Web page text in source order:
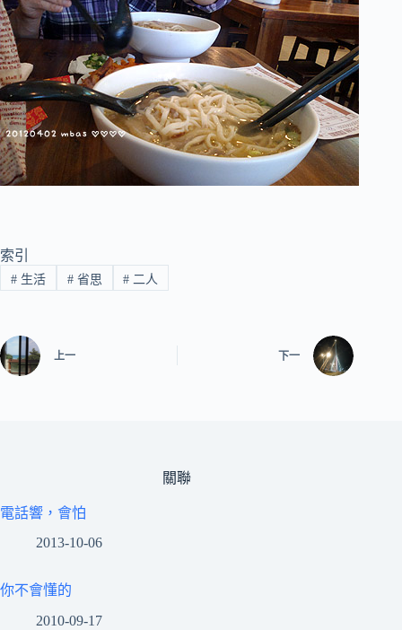
索引
#生活 #省思 # 二人
上一 下一
關聯
電話響，會怕
2013-10-06
你不會懂的
2010-09-17